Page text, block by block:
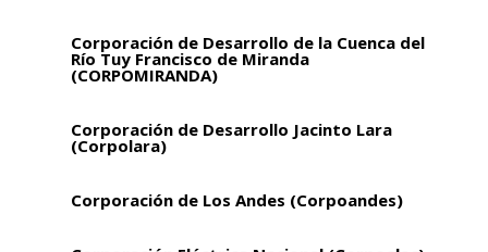
Corporación de Desarrollo de la Cuenca del
Río Tuy Francisco de Miranda
(CORPOMIRANDA)
Corporación de Desarrollo Jacinto Lara
(Corpolara)
Corporación de Los Andes (Corpoandes)